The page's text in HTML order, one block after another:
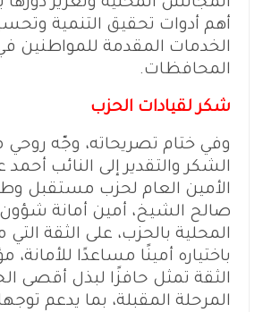
أهم أدوات تحقيق التنمية
الخدمات المقدمة للمواطنين
المحافظات.
شكر لقيادات الحزب
وفي ختام تصريحاته، وجّه روحي
الشكر والتقدير إلى النائب أحمد
الأمين العام لحزب مستقبل
صالح الشيخ، أمين أمانة
المحلية بالحزب، على الثقة التي
باختياره أمينًا مساعدًا للأمانة،
الثقة تمثل حافزًا لبذل أقصى
المرحلة المقبلة، بما يدعم